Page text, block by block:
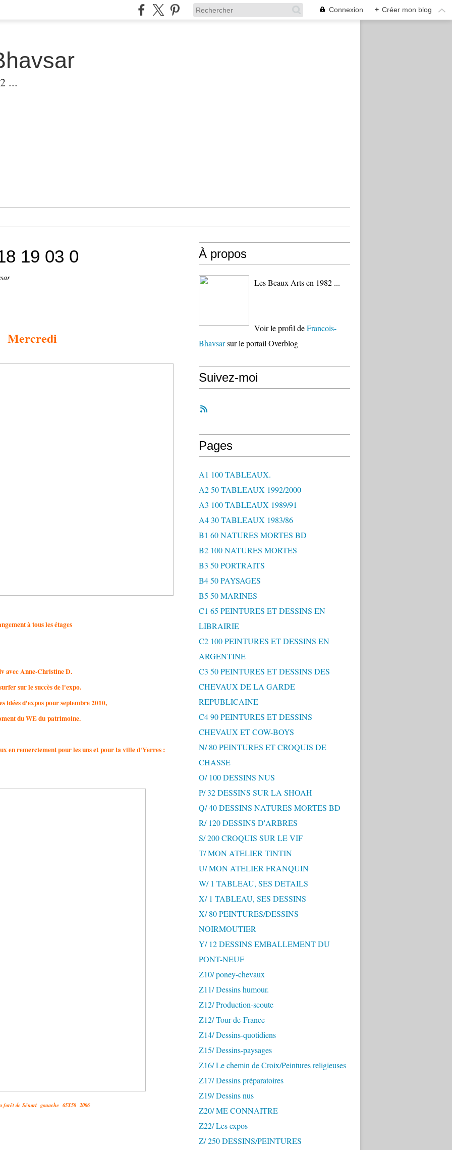
Connexion + Créer mon blog
...
19 03 0
Mercredi
à tous les étages
avec Anne-Christine D.
sur le succès de l'expo.
idées d'expos pour septembre 2010,
du WE du patrimoine.
en remerciement pour les uns et pour la ville d'Yerres :
forêt de Sénart gouache 65X50 2006
À propos
Les Beaux Arts en 1982 ...
Voir le profil deFrancois-
Bhavsarsur le portail Overblog
Suivez-moi
Pages
A1 100 TABLEAUX.
A2 50 TABLEAUX 1992/2000
A3 100 TABLEAUX 1989/91
A4 30 TABLEAUX 1983/86
B1 60 NATURES MORTES BD
B2 100 NATURES MORTES
B3 50 PORTRAITS
B4 50 PAYSAGES
B5 50 MARINES
C1 65 PEINTURES ET DESSINS EN
LIBRAIRIE
C2 100 PEINTURES ET DESSINS EN
ARGENTINE
C3 50 PEINTURES ET DESSINS DES
CHEVAUX DE LA GARDE
REPUBLICAINE
C4 90 PEINTURES ET DESSINS
CHEVAUX ET COW-BOYS
N/ 80 PEINTURES ET CROQUIS DE
CHASSE
O/ 100 DESSINS NUS
P/ 32 DESSINS SUR LA SHOAH
Q/ 40 DESSINS NATURES MORTES BD
R/ 120 DESSINS D'ARBRES
S/ 200 CROQUIS SUR LE VIF
T/ MON ATELIER TINTIN
U/ MON ATELIER FRANQUIN
W/ 1 TABLEAU, SES DETAILS
X/ 1 TABLEAU, SES DESSINS
X/ 80 PEINTURES/DESSINS
NOIRMOUTIER
Y/ 12 DESSINS EMBALLEMENT DU
PONT-NEUF
Z10/ poney-chevaux
Z11/ Dessins humour.
Z12/ Production-scoute
Z12/ Tour-de-France
Z14/ Dessins-quotidiens
Z15/ Dessins-paysages
Z16/ Le chemin de Croix/Peintures religieuses
Z17/ Dessins préparatoires
Z19/ Dessins nus
Z20/ ME CONNAITRE
Z22/ Les expos
Z/ 250 DESSINS/PEINTURES